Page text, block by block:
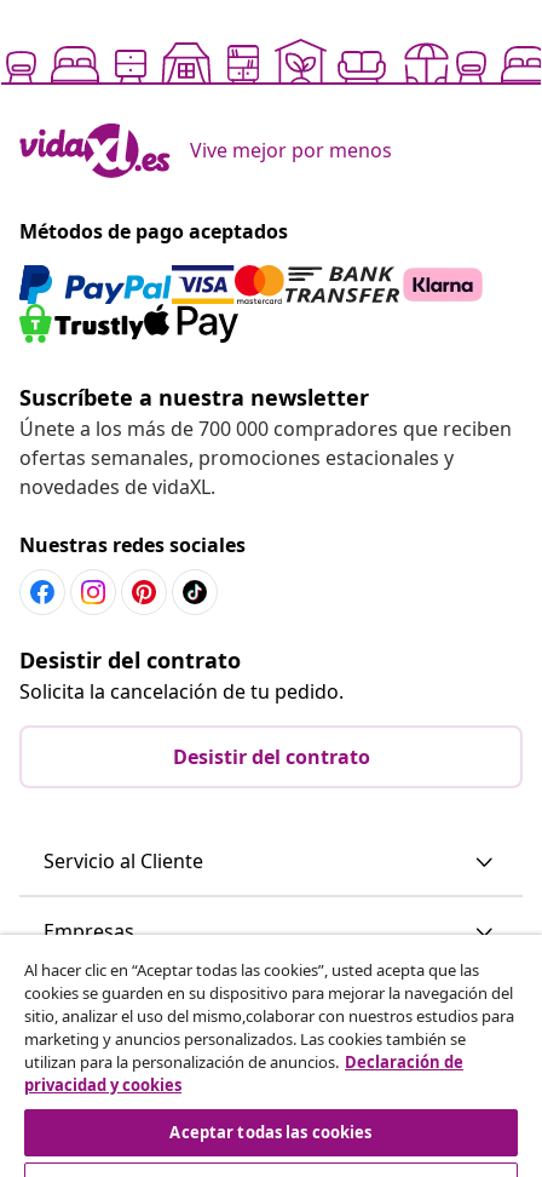
Vive mejor por menos
Métodos de pago aceptados
Suscríbete a nuestra newsletter
Únete a los más de 700 000 compradores que reciben
ofertas semanales, promociones estacionales y
novedades de vidaXL.
Nuestras redes sociales
Desistir del contrato
Solicita la cancelación de tu pedido.
Desistir del contrato
Servicio al Cliente
Empresas
vidaXL
Descubre mas
Al hacer clic en “Aceptar todas las cookies”, usted acepta que las
cookies se guarden en su dispositivo para mejorar la navegación del
sitio, analizar el uso del mismo,colaborar con nuestros estudios para
marketing y anuncios personalizados. Las cookies también se
utilizan para la personalización de anuncios. Declaración de
privacidad y cookies
Aceptar todas las cookies